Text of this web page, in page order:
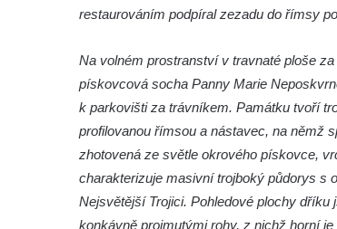
Socha Vydry si hrají v ZOO Hluboká
Socha Matka příroda v ZOO Hluboká
Socha Lišky v ZOO Hluboká
Socha Vlčice s mládětem v ZOO Hluboká
Socha Rys číhající na srnu v ZOO Hluboká
Socha Orlice v ZOO Hluboká
restaurováním podpíral zezadu do římsy
Na volném prostranství v travnaté ploše
pískovcová socha Panny Marie
k parkovišti za trávníkem. Památku tvoří
profilovanou římsou a nástavec, na němž
zhotovená ze světle okrového pískovce,
charakterizuje masivní trojboký půdorys s
Nejsvětější Trojici. Pohledové plochy
konkávně projmutými rohy, z nichž horní